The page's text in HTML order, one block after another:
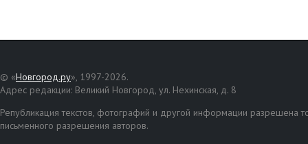
© «Новгород.ру», 1997-2026.
Адрес редакции: Великий Новгород, ул. Нехинская, д. 8
Републикация текстов, фотографий и другой информации разрешена
письменного разрешения авторов.